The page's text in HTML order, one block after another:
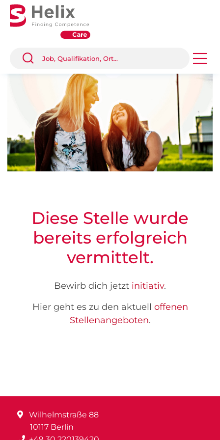
Diese Stelle wurde
bereits erfolgreich
vermittelt.
Bewirb dich jetzt initiativ.
Hier geht es zu den aktuell offenen
Stellenangeboten.
Wilhelmstraße 88
10117 Berlin